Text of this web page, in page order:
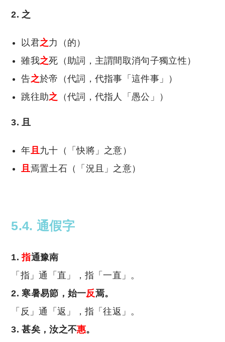
2. 之
以君之力（的）
雖我之死（助詞，主謂間取消句子獨立性）
告之於帝（代詞，代指事「這件事」）
跳往助之 （代詞，代指人「愚公」）
3. 且
年 且 九十（「快將」之意）
且 焉置土石（「況且」之意）
5.4. 通假字
1.指通豫南
「指」通「直」，指「一直」。
2. 寒暑易節，始一反焉。
「反」通「返」，指「往返」。
3. 甚矣，汝之不惠。